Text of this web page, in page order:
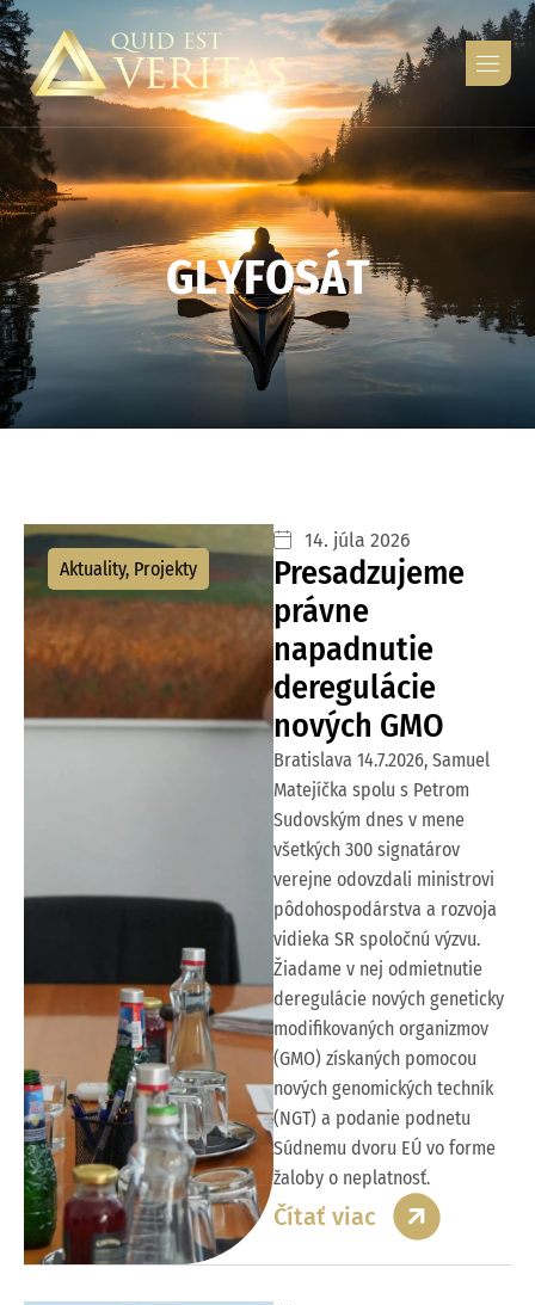
GLYFOSÁT
Aktuality, Projekty
14. júla 2026
Presadzujeme
právne
napadnutie
deregulácie
nových GMO
Bratislava 14.7.2026, Samuel
Matejíčka spolu s Petrom
Sudovským dnes v mene
všetkých 300 signatárov
verejne odovzdali ministrovi
pôdohospodárstva a rozvoja
vidieka SR spoločnú výzvu.
Žiadame v nej odmietnutie
deregulácie nových geneticky
modifikovaných organizmov
(GMO) získaných pomocou
nových genomických techník
(NGT) a podanie podnetu
Súdnemu dvoru EÚ vo forme
žaloby o neplatnosť.
Čítať viac